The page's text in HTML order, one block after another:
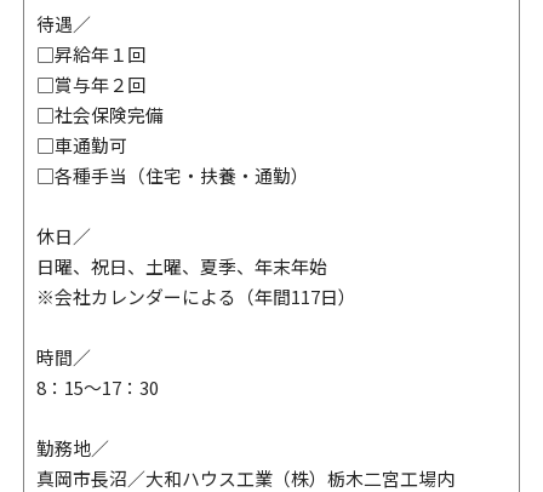
待遇／
□昇給年１回
□賞与年２回
□社会保険完備
□車通勤可
□各種手当（住宅・扶養・通勤）
休日／
日曜、祝日、土曜、夏季、年末年始
※会社カレンダーによる（年間117日）
時間／
8：15～17：30
勤務地／
真岡市長沼／大和ハウス工業（株）栃木二宮工場内